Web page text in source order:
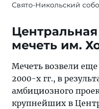
Свято-Никольский
мечеть им.
Мечеть возвели еще
2000-х гг., в
амбициозного
крупнейших в